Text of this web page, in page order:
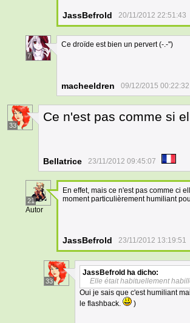
JassBefrold 20/11/2012 22:51:43
7
Ce droïde est bien un pervert (-.-'')
macheeldren 09/12/2015 00:22:32
33
Ce n'est pas comme si
Bellatrice 23/11/2012 09:45:07
21
Autor
En effet, mais ce n'est pas comme ci
moment particulièrement humiliant
JassBefrold 23/11/2012 13:19:51
33
JassBefrold ha dicho:
Elle était habituellement
Oui je sais que c'est humiliant
le flashback.
)